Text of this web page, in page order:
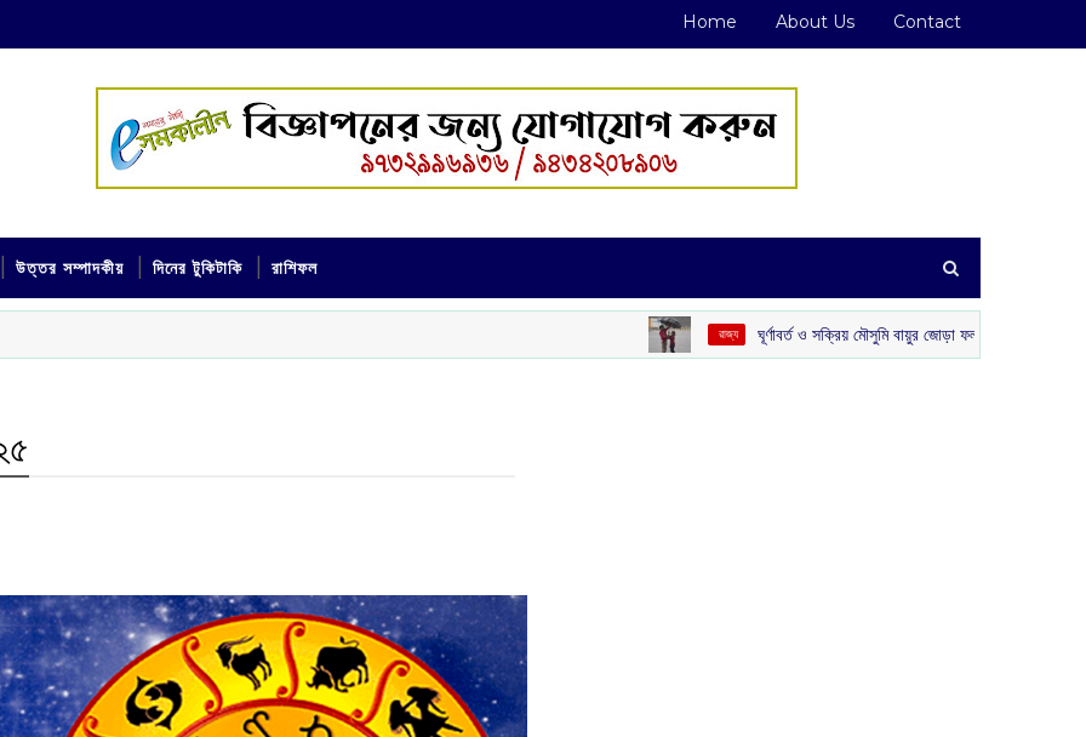
Home About Us Contact
উত্তর সম্পাদকীয় দিনের টুকিটাকি রাশিফল
‌ রাজ্য ঘূর্ণাবর্ত ও সক্রিয় মৌসুমি বায়ুর জোড়া ফলা: দক্ষিণবঙ্গে ভারী বৃষ্টির সম্ভাবনা